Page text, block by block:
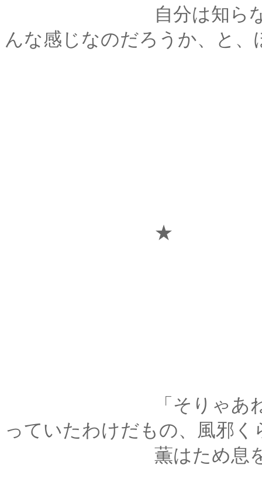
自分は知らないけれ
んな感じなのだろうか、と
★
「そりゃあね、あの
っていたわけだもの、風邪
薫はため息をつい